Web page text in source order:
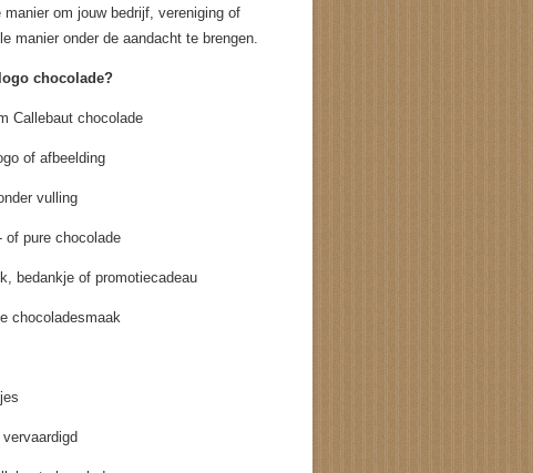
om jouw bedrijf, vereniging of
manier onder de aandacht te brengen.
chocolade?
Callebaut chocolade
of afbeelding
vulling
of pure chocolade
bedankje of promotiecadeau
chocoladesmaak